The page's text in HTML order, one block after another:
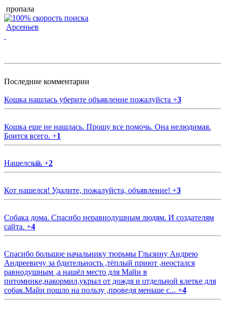
пропала
Арсеньев
Последние комментарии
Кошка нашлась уберите объявление пожалуйста +3
Кошка еще не нашлась. Прошу все помочь. Она нелюдимая.
Боится всего. +1
Нашелся🙏 +2
Кот нашелся! Удалите, пожалуйста, объявление! +3
Собака дома. Спасибо неравнодушным людям. И создателям
сайта. +4
Спасибо большое начальнику тюрьмы Глызину Андрею
Андреевичу за бдительность ,тёплый приют ,неостался
равнодушным ,а нашёл место для Майи в
питомнике,накормил,укрыл от дождя и отдельной клетке для
собак.Майи пошло на пользу ,проведя меньше с... +4